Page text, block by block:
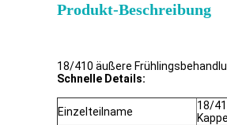
Produkt-Beschreibung
18/410 äußere
Schnelle Details:
Einzelteilname
18/
Kappe